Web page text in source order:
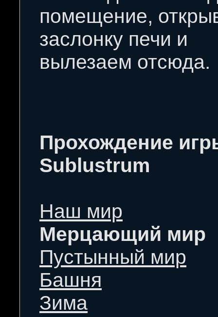
помещение,
заслонку печи и
вылезаем отсюда.
Прохождение
Sublustrum
Наш мир
Мерцающий мир
Пустынный мир
Башня
Зима